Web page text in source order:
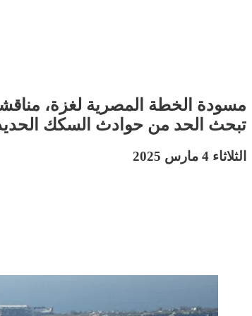
مسودة الخطة المصرية لغزة،
تبحث الحد من حوادث السكك
الثلاثاء 4 مارس 2025